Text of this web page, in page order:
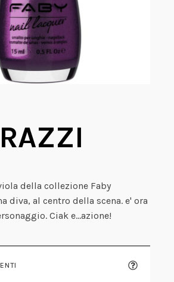
della collezione Faby
diva, al centro della scena. e' ora
Ciak e…azione!